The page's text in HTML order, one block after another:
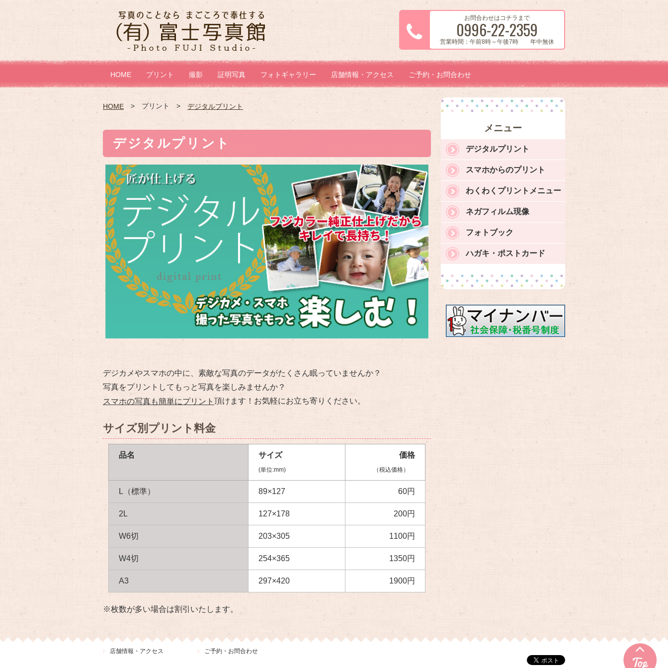
お問合わせはコチラまで
0996-22-2359
営業時間：午前8時～午後7時 年中無休
HOME プリント 撮影 証明写真 フォトギャラリー 店舗情報・アクセス ご予約・お問合わせ
HOME プリント デジタルプリント
デジタルプリント
デジカメやスマホの中に、素敵な写真のデータがたくさん眠っていませんか？
写真をプリントしてもっと写真を楽しみませんか？
スマホの写真も簡単にプリント 頂けます！お気軽にお立ち寄りください。
サイズ別プリント料金
品名 サイズ
(単位:mm)
価格
（税込価格）
L（標準） 89×127 60円
2L 127×178 200円
W6切 203×305 1100円
W4切 254×365 1350円
A3 297×420 1900円
※枚数が多い場合は割引いたします。
メニュー
デジタルプリント
スマホからのプリント
わくわくプリントメニュー
ネガフィルム現像
フォトブック
ハガキ・ポストカード
店舗情報・アクセス ご予約・お問合わせ